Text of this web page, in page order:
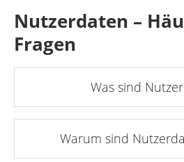
Nutzerdaten –
Fragen
Was sind
Warum sind